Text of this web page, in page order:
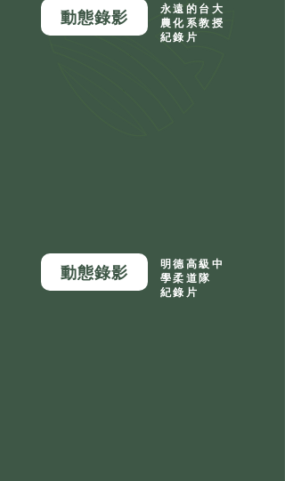
動態錄影
動態錄影
明德高級中
學柔道隊
紀錄片
永遠的台大
農化系教授
紀錄片